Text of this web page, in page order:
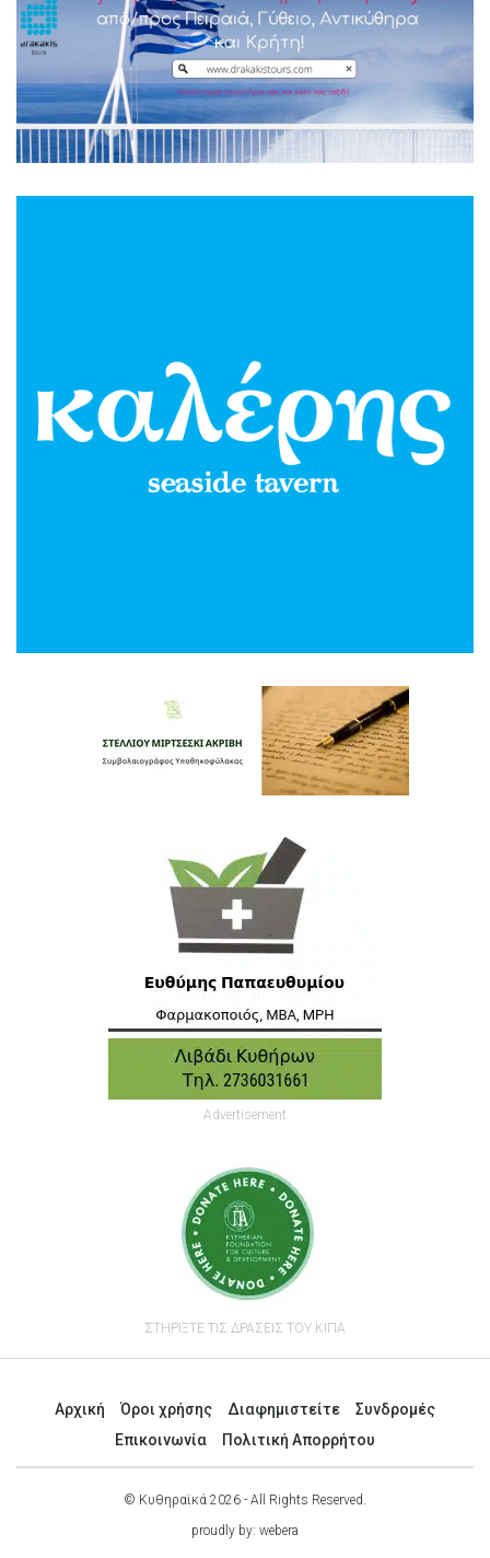
Advertisement
ΣΤΗΡΙΞΤΕ ΤΙΣ ΔΡΑΣΕΙΣ ΤΟΥ ΚΙΠΑ
Αρχική Όροι χρήσης Διαφημιστείτε
Συνδρομές
Επικοινωνία
Πολιτική Απορρήτου
© Κυθηραϊκά 2026 - All Rights Reserved.
proudly by: webera